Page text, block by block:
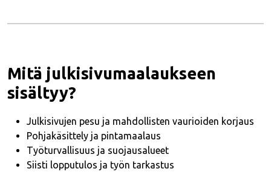
Mitä julkisivumaalaukseen
sisältyy?
Julkisivujen pesu ja mahdollisten vaurioiden korjaus
Pohjakäsittely ja pintamaalaus
Työturvallisuus ja suojausalueet
Siisti lopputulos ja työn tarkastus